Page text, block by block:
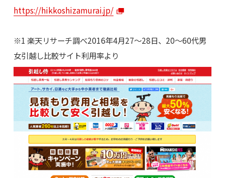
https://hikkoshizamurai.jp/
※1 楽天リサーチ調べ2016年4月27～28日、20～60代男
女引越し比較サイト利用率より